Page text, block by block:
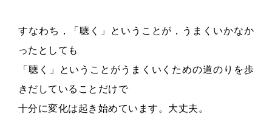
すなわち，「聴く」ということが，うまくいかなか
ったとしても
「聴く」ということがうまくいくための道のりを歩
きだしていることだけで
十分に変化は起き始めています。大丈夫。